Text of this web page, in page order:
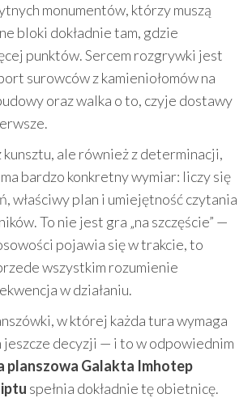
monumentów, którzy muszą
bloki dokładnie tam, gdzie
punktów. Sercem rozgrywki jest
surowców z kamieniołomów na
oraz walka o to, czyje dostawy
kunsztu, ale również z determinacji,
bardzo konkretny wymiar: liczy się
właściwy plan i umiejętność czytania
To nie jest gra „na szczęście” —
pojawia się w trakcie, to
wszystkim rozumienie
w działaniu.
w której każda tura wymaga
jeszcze decyzji — i to w odpowiednim
planszowa Galakta Imhotep
spełnia dokładnie tę obietnicę.